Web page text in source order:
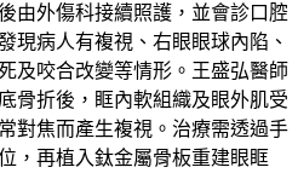
由外傷科接續照護，並會診口腔
現病人有複視、右眼眼球內陷、
及咬合改變等情形。王盛弘醫師
骨折後，眶內軟組織及眼外肌受
對焦而產生複視。治療需透過手
，再植入鈦金屬骨板重建眼眶